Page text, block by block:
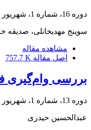
دوره 16، شماره 1، شهریور 1404، صفحه
سوینج مهدیخانلی، صدیقه
مشاهده مقاله
اصل مقاله 757.7 K
بررسی وام‌‌‌‌گیری
دوره 13، شماره 1، شهریور 1401، صفحه
عبدالحسین حیدری